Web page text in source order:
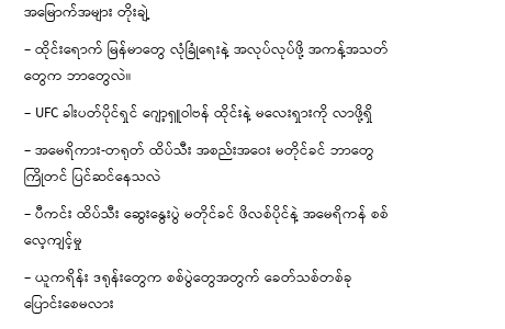
အမြောက်အများ တိုးချဲ့
– ထိုင်းရောက် မြန်မာတွေ လုံခြုံရေးနဲ့ အလုပ်လုပ်ဖို့ အကန့်အသတ်
တွေက ဘာတွေလဲ။
– UFC ခါးပတ်ပိုင်ရှင် ဂျော့ရှူဝါဗန် ထိုင်းနဲ့ မလေးရှားကို လာဖို့ရှိ
– အမေရိကား-တရုတ် ထိပ်သီး အစည်းအဝေး မတိုင်ခင် ဘာတွေ
ကြိုတင် ပြင်ဆင်နေသလဲ
– ပီကင်း ထိပ်သီး ဆွေးနွေးပွဲ မတိုင်ခင် ဖိလစ်ပိုင်နဲ့ အမေရိကန် စစ်
လေ့ကျင့်မှု
– ယူကရိန်း ဒရုန်းတွေက စစ်ပွဲတွေအတွက် ခေတ်သစ်တစ်ခု
ပြောင်းစေမလား